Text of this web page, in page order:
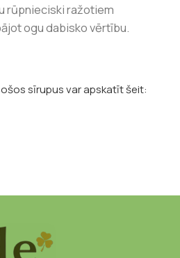
rūpnieciski ražotiem
ogu dabisko vērtību.
sīrupus var apskatīt šeit: